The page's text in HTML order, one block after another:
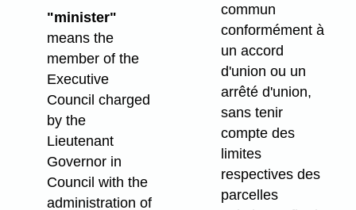
"minister"
means the
member of the
Executive
Council charged
by the
Lieutenant
Governor in
Council with the
administration of
commun
conformément à
un accord
d'union ou un
arrêté d'union,
sans tenir
compte des
limites
respectives des
parcelles